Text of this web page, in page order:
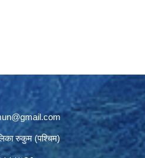
रुकुम (पश्चिम)